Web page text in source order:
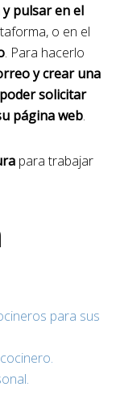
pulsar en el
o en el
. Para hacerlo
y crear una
poder solicitar
página web.
para trabajar
para sus